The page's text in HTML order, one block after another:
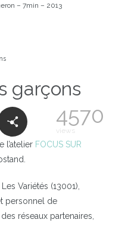
– 7min – 2013
garçons
4570
views
l’atelier FOCUS SUR
Variétés (13001),
personnel de
réseaux partenaires,